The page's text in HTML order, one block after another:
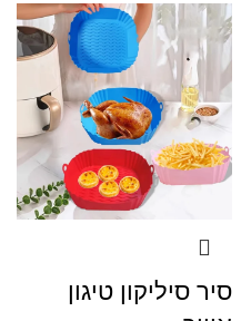
סיר סיליקון טיגון